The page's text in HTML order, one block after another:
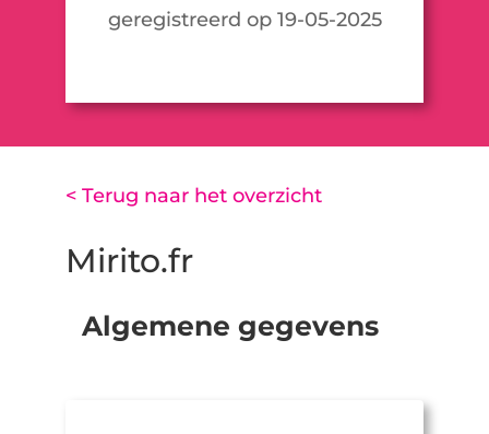
geregistreerd op 19-05-2025
< Terug naar het overzicht
Mirito.fr
Algemene gegevens